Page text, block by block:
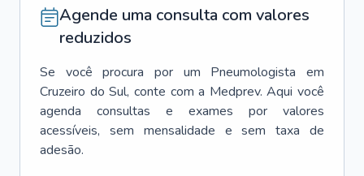
Agende uma consulta com valores
reduzidos
Se você procura por um Pneumologista
em
Cruzeiro do Sul, conte com a Medprev. Aqui você
agenda consultas e exames por valores
acessíveis, sem mensalidade e sem taxa de
adesão.